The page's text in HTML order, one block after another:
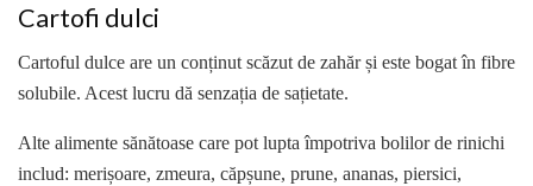
Cartofi dulci
Cartoful dulce are un conținut scăzut de zahăr și este bogat în fibre
solubile. Acest lucru dă senzația de sațietate.
Alte alimente sănătoase care pot lupta împotriva bolilor de rinichi
includ: merișoare, zmeura, căpșune, prune, ananas, piersici,